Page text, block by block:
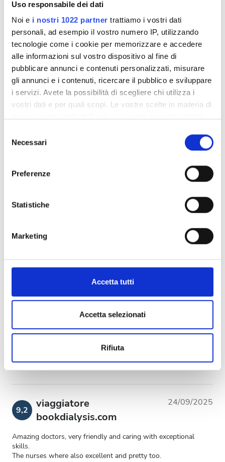
Uso responsabile dei dati
Noi e i nostri 1022 partner trattiamo i vostri dati
personali, ad esempio il vostro numero IP, utilizzando
tecnologie come i cookie per memorizzare e accedere
alle informazioni sul vostro dispositivo al fine di
pubblicare annunci e contenuti personalizzati, misurare
gli annunci e i contenuti, ricercare il pubblico e sviluppare
i servizi. Avete la possibilità di scegliere chi utilizza i
vostri dati e per quali scopi. Le vostre scelte in materia di
modificare o revocare il proprio consenso in qualsiasi
momento dalla Dichiarazione sui cookie o facendo clic
raccogliere informazioni sulla tua posizione
geografica, con un'approssimazione di qualche
Identificare il tuo dispositivo, scansionandolo
Approfondisci come vengono elaborati i tuoi dati personali
modificare o ritirare il tuo consenso in qualsiasi momento
dalla Dichiarazione sui cookie.
Utilizziamo i cookie per personalizzare contenuti ed
annunci, per fornire funzionalità dei social media e per
analizzare il nostro traffico. Condividiamo inoltre
nostri partner che si occupano di analisi dei dati web,
pubblicità e social media, i quali potrebbero combinarle
con altre informazioni che hai fornito loro o che hanno
raccolto dal tuo utilizzo dei loro servizi.
delNecessari
Preferenze
Statistiche
Marketing
Accetta tutti
Accetta selezionati
Rifiuta
10
viaggiatore
bookdialysis.com
05/08/2026
Thank you very much for the opportunity and the treatment!
The dialysis center is in a wonderful location, with a beautiful
view of Izola Bella. The nurses are very kind and friendly.
bookdialysis.com
10
viaggiatore
bookdialysis.com
22/07/2026
bookdialysis.com
医生护士都很棒 景色非常优美 记得拍照
bookdialysis.com
9,2
viaggiatore
bookdialysis.com
24/09/2025
Amazing doctors, very friendly and caring with exceptional
skills.
The nurses where also excellent and pretty too.